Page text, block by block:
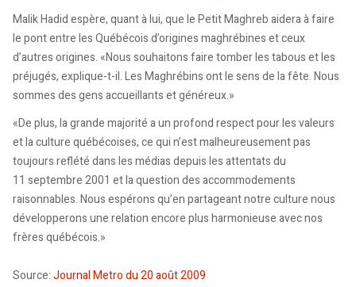
Malik Hadid espère, quant à lui, que le Petit Maghreb aidera à faire
le pont entre les Québécois d’origines maghrébines et ceux
d’autres origines. «Nous souhaitons faire tomber les tabous et les
préjugés, explique-t-il. Les Maghrébins ont le sens de la fête. Nous
sommes des gens accueillants et généreux.»
«De plus, la grande majorité a un profond respect pour les valeurs
et la culture québécoises, ce qui n’est malheureusement pas
toujours reflété dans les médias depuis les attentats du
11 septembre 2001 et la question des accommodements
raisonnables. Nous espérons qu’en partageant notre culture nous
développerons une relation encore plus harmonieuse avec nos
frères québécois.»
Source:Journal Metro du 20 août 2009